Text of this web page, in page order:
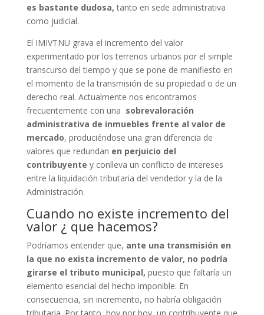
es bastante dudosa,tanto en sede administrativa
como judicial.
El IMIVTNU grava el incremento del valor
experimentado por los terrenos urbanos por el simple
transcurso del tiempo y que se pone de manifiesto en
el momento de la transmisión de su propiedad o de un
derecho real. Actualmente nos encontramos
frecuentemente con una sobrevaloración
administrativa de inmuebles frente al valor de
mercado, produciéndose una gran diferencia de
valores que redundan en perjuicio del
contribuyente y conlleva un conflicto de intereses
entre la liquidación tributaria del vendedor y la de la
Administración.
Cuando no existe incremento del
valor ¿ que hacemos?
Podríamos entender que, ante una transmisión en
la que no exista incremento de valor, no podría
girarse el tributo municipal, puesto que faltaría un
elemento esencial del hecho imponible. En
consecuencia, sin incremento, no habría obligación